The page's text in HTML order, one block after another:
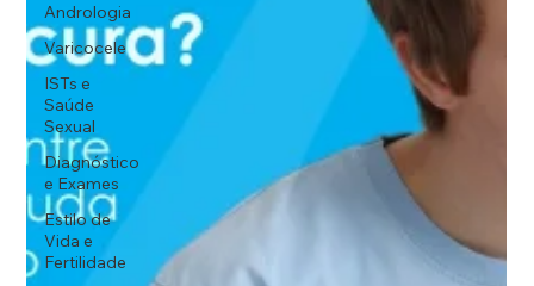
Andrologia
Varicocele
ISTs e
Saúde
Sexual
Diagnóstico
e Exames
Estilo de
Vida e
Fertilidade